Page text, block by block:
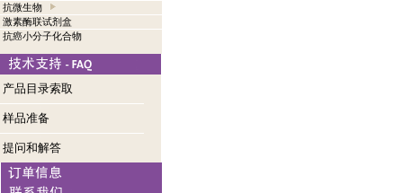
抗微生物
激素酶联试剂盒
抗癌小分子化合物
产品目录索取
样品准备
提问和解答